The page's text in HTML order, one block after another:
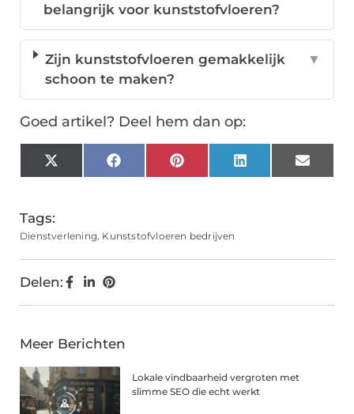
belangrijk voor kunststofvloeren?
Zijn kunststofvloeren gemakkelijk
schoon te maken?
▼
Goed artikel? Deel hem dan op:
X
(Twitter)
FacebookPinterestLinkedInEmail
Tags:
Dienstverlening, Kunststofvloeren bedrijven
Delen:
Meer Berichten
Lokale vindbaarheid vergroten met
slimme SEO die echt werkt